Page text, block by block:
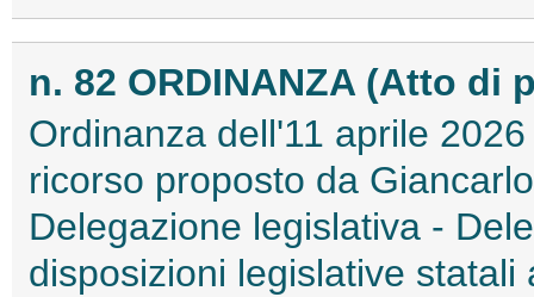
n. 82 ORDINANZA (Atto di
Ordinanza dell'11 aprile
ricorso proposto da
Delegazione legislativa -
disposizioni legislative